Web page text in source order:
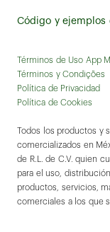
Código y ejemplos
Términos de Uso App
Términos y Condições
Política de Privacidad
Política de Cookies
Todos los productos y
comercializados en
de R.L. de C.V. quien
para el uso,
productos, servicios,
comerciales a los que